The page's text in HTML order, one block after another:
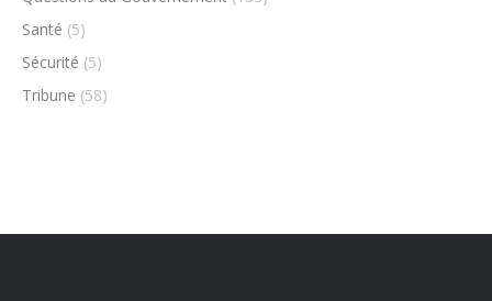
Santé (5)
Sécurité (5)
Tribune (58)